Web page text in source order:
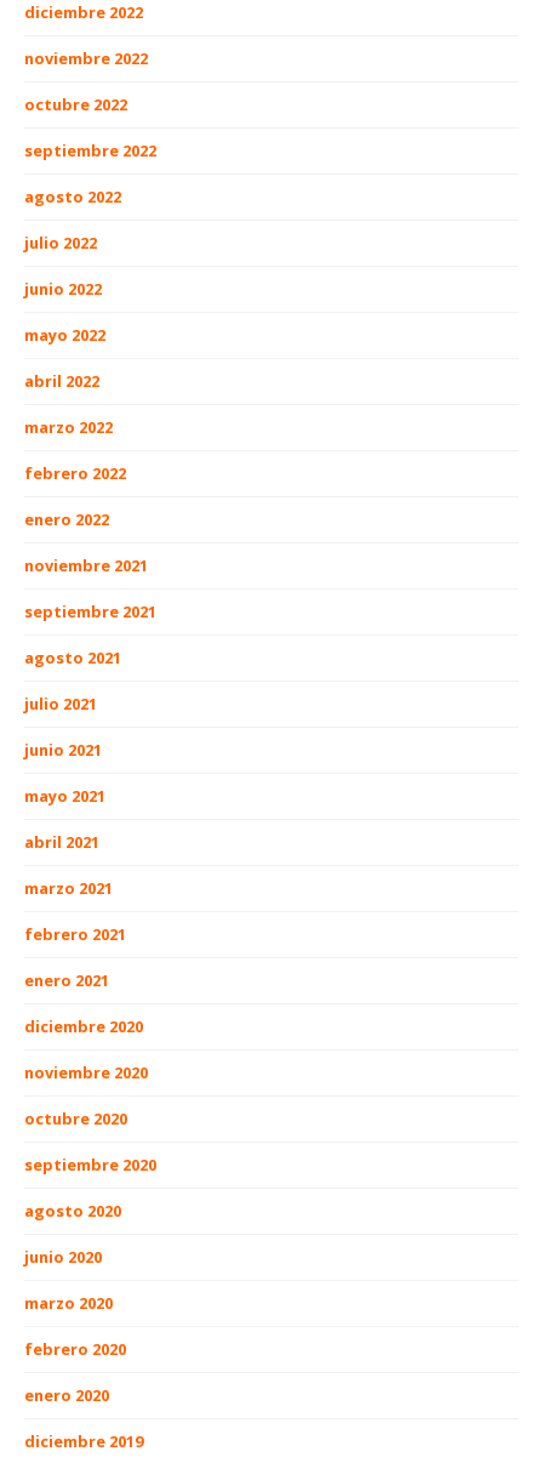
diciembre 2022
noviembre 2022
octubre 2022
septiembre 2022
agosto 2022
julio 2022
junio 2022
mayo 2022
abril 2022
marzo 2022
febrero 2022
enero 2022
noviembre 2021
septiembre 2021
agosto 2021
julio 2021
junio 2021
mayo 2021
abril 2021
marzo 2021
febrero 2021
enero 2021
diciembre 2020
noviembre 2020
octubre 2020
septiembre 2020
agosto 2020
junio 2020
marzo 2020
febrero 2020
enero 2020
diciembre 2019